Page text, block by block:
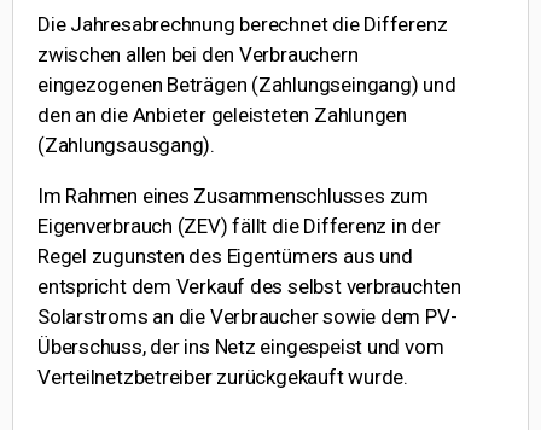
Die Jahresabrechnung berechnet die Differenz
zwischen allen bei den Verbrauchern
eingezogenen Beträgen (Zahlungseingang) und
den an die Anbieter geleisteten Zahlungen
(Zahlungsausgang).
Im Rahmen eines Zusammenschlusses zum
Eigenverbrauch (ZEV) fällt die Differenz in der
Regel zugunsten des Eigentümers aus und
entspricht dem Verkauf des selbst verbrauchten
Solarstroms an die Verbraucher sowie dem PV-
Überschuss, der ins Netz eingespeist und vom
Verteilnetzbetreiber zurückgekauft wurde.